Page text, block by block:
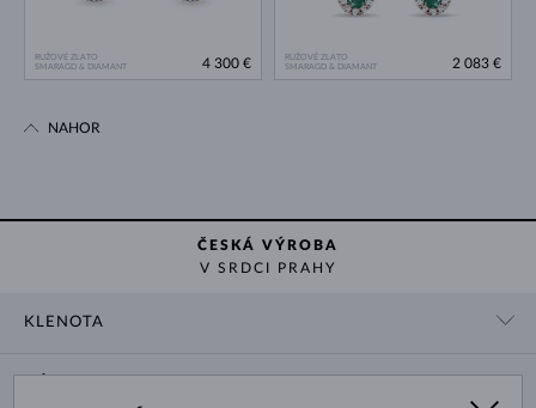
RUŽOVÉ ZLATO
SMARAGD & DIAMANT
4 300 €
RUŽOVÉ ZLATO
SMARAGD & DIAMANT
2 083 €
NAHOR
ČESKÁ VÝROBA
V SRDCI PRAHY
KLENOTA